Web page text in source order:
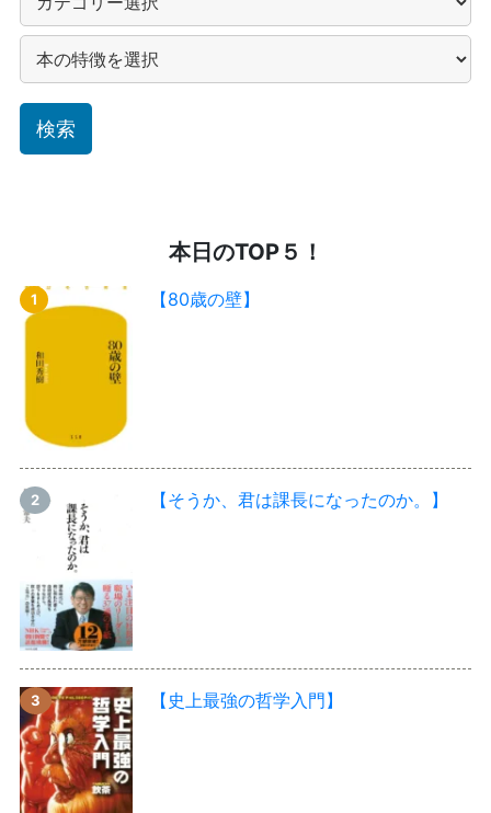
本日のTOP５！
【80歳の壁】
【そうか、君は課長になったのか。】
【史上最強の哲学入門】